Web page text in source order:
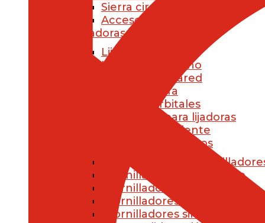
Sierra circular
Accesorios para sierras
Lijadoras
Lijadoras mouse
Lijadoras de mano
Lijadoras de pared
Lijadoras jirafa
Lijadoras orbitales
Accesorios para lijadoras
Pistolas de Aire Caliente
Atornilladores Eléctricos
Accesorios para
Atornilladores de impacto
Atornilladores inalámbricos
Atornilladores pequeños
Atornilladores sin cable